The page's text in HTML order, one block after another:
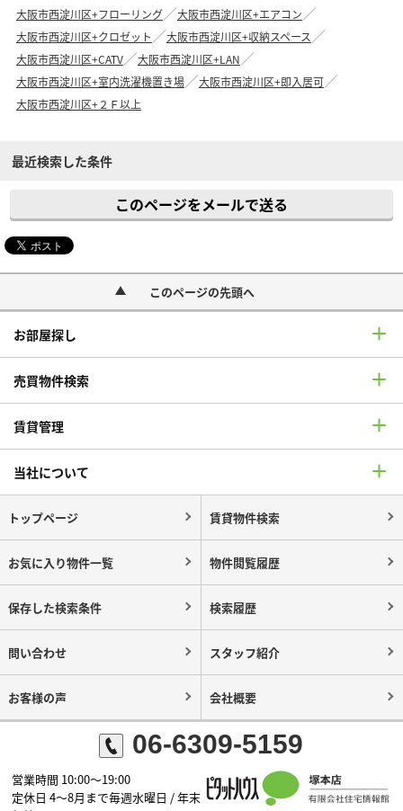
大阪市西淀川区+フローリング
大阪市西淀川区+エアコン
大阪市西淀川区+クロゼット
大阪市西淀川区+収納スペース
大阪市西淀川区+CATV
大阪市西淀川区+LAN
大阪市西淀川区+室内洗濯機置き場
大阪市西淀川区+即入居可
大阪市西淀川区+２Ｆ以上
最近検索した条件
このページをメールで送る
このページの先頭へ
お部屋探し
売買物件検索
賃貸管理
当社について
トップページ 賃貸物件検索
お気に入り物件一覧 物件閲覧履歴
保存した検索条件 検索履歴
問い合わせ スタッフ紹介
お客様の声 会社概要
06-6309-5159
営業時間 10:00～19:00
定休日 4～8月まで毎週水曜日 / 年末